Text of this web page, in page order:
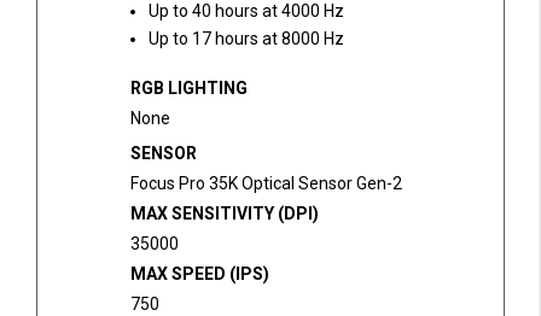
Up to 40 hours at 4000 Hz
Up to 17 hours at 8000 Hz
RGB LIGHTING
None
SENSOR
Focus Pro 35K Optical Sensor Gen-2
MAX SENSITIVITY (DPI)
35000
MAX SPEED (IPS)
750